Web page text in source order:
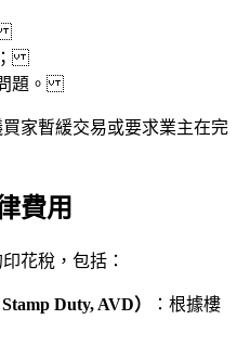
；
問題。
家暫緩交易或要求業主在完
費用
花稅，包括：
Duty, AVD）
：根據樓